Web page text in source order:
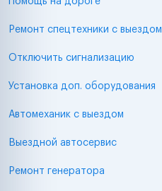
Ремонт спецтехники с выездом
Отключить сигнализацию
Установка доп. оборудования
Автомеханик с выездом
Выездной автосервис
Ремонт генератора